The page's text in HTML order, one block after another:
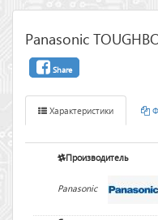
Panasonic
Share
Характеристики
Производитель
Panasonic